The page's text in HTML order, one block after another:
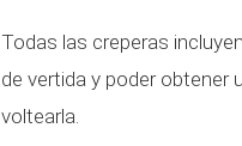
Todas las creperas
de vertida y poder obtener
voltearla.